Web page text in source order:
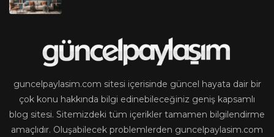
guncelpaylasim.com sitesi içerisinde güncel hayata dair bir
çok konu hakkında bilgi edinebileceğiniz geniş kapsamlı
blog sitesi. Sitemizdeki tüm içerikler tamamen bilgilendirme
amaçlıdır. Oluşabilecek problemlerden guncelpaylasim.com